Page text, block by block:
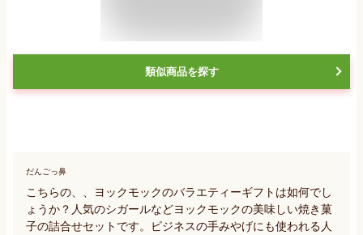
類似商品を探す
だんごっ鼻
こちらの、、ヨックモックのバラエティーギフトは如何でし
ょうか？人気のシガールなどヨックモックの美味しい焼き菓
子の詰合せセットです。ビジネスの手みやげにも使われる人